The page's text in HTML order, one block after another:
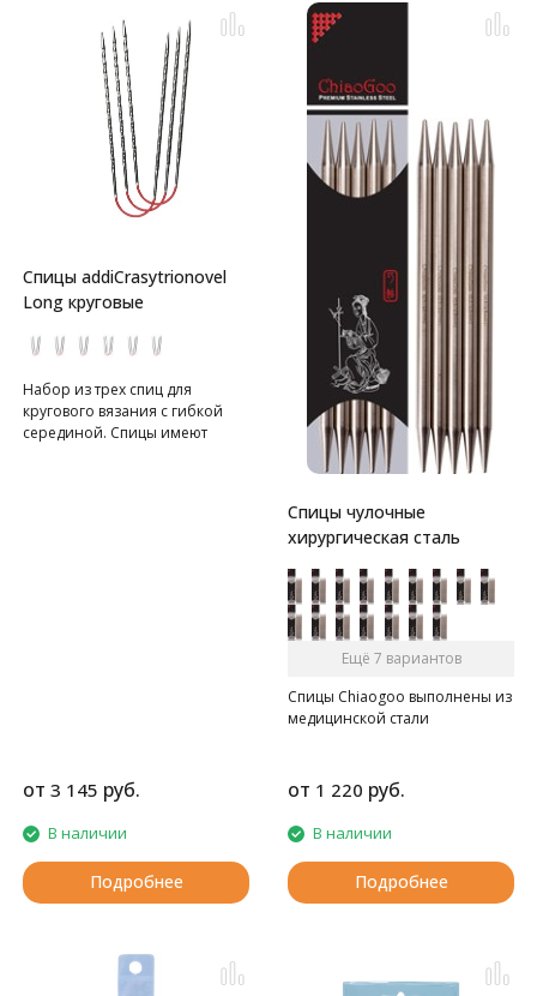
Спицы addiCrasytrionovel
Long круговые
Набор из трех спиц для
кругового вязания с гибкой
серединой. Спицы имеют
от 3 145 руб.
В наличии
Подробнее
Спицы чулочные
хирургическая сталь
Ещё 7 вариантов
Спицы Chiaogoo выполнены из
медицинской стали
от 1 220 руб.
В наличии
Подробнее